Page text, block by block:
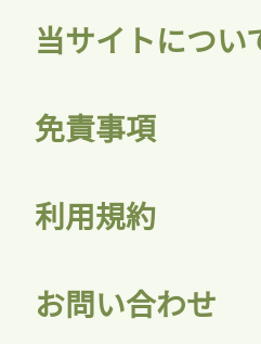
当サイトについ
免責事項
利用規約
お問い合わせ